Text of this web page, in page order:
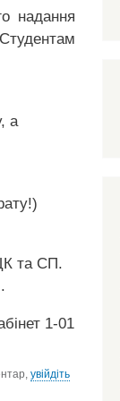
надання
а
та СП.
1-01
увійдіть